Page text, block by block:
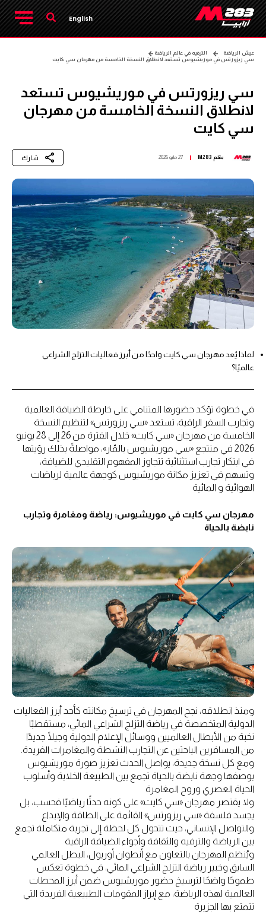
English
عيش الرياضة
الترفيه في عالم الرياضة
سي ريزورتس في موريشيوس تستعد لانطلاق النسخة الخامسة من مهرجان سي كايت
سي ريزورتس في موريشيوس تستعد
لانطلاق النسخة الخامسة من مهرجان
سي كايت
بقلم M283 27 مايو 2026 شارك
لماذا يُعد مهرجان سي كايت واحدًا من أبرز فعاليات التزلج الشراعي
عالميًا؟
في خطوة تؤكد حضورها المتنامي على خارطة الضيافة العالمية
وتجارب السفر الراقية، تستعد «سي ريزورتس» لتنظيم النسخة
الخامسة من مهرجان «سي كايت» خلال الفترة من 26 إلى 28 يونيو
2026 في منتجع «سي موريشيوس بالمّار»، مواصلةً بذلك رؤيتها
في ابتكار تجارب استثنائية تتجاوز المفهوم التقليدي للضيافة،
وتسهم في تعزيز مكانة موريشيوس كوجهة عالمية لرياضات
الهوائية و المائية
مهرجان سي كايت في موريشيوس: رياضة ومغامرة وتجارب
نابضة بالحياة
ومنذ انطلاقه، نجح المهرجان في ترسيخ مكانته كأحد أبرز الفعاليات
الدولية المتخصصة في رياضة التزلج الشراعي المائي، مستقطبًا
نخبة من الأبطال العالميين ووسائل الإعلام الدولية وجيلًا جديدًا
من المسافرين الباحثين عن التجارب النشطة والمغامرات الفريدة.
ومع كل نسخة جديدة، يواصل الحدث تعزيز صورة موريشيوس
بوصفها وجهة نابضة بالحياة تجمع بين الطبيعة الخلابة وأسلوب
الحياة العصري وروح المغامرة
ولا يقتصر مهرجان «سي كايت» على كونه حدثًا رياضيًا فحسب، بل
يجسد فلسفة «سي ريزورتس» القائمة على الطاقة والإبداع
والتواصل الإنساني، حيث تتحول كل لحظة إلى تجربة متكاملة تجمع
بين الرياضة والترفيه والثقافة وأجواء الضيافة الراقية
ويُنظم المهرجان بالتعاون مع أنطوان أوريول، البطل العالمي
السابق وخبير رياضة التزلج الشراعي المائي، في خطوة تعكس
طموحًا واضحًا لترسيخ حضور موريشيوس ضمن أبرز المحطات
العالمية لهذه الرياضة، مع إبراز المقومات الطبيعية الفريدة التي
تتمتع بها الجزيرة